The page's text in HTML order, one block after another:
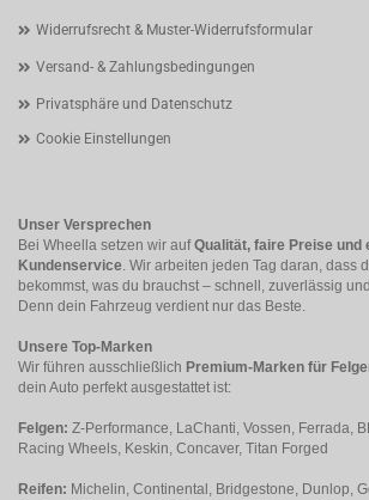
Widerrufsrecht & Muster-Widerrufsformular
Versand- & Zahlungsbedingungen
Privatsphäre und Datenschutz
Cookie Einstellungen
Unser Versprechen
Bei Wheella setzen wir aufQualität, faire Preise und
Kundenservice. Wir arbeiten jeden Tag daran, dass
bekommst, was du brauchst – schnell, zuverlässig
Denn dein Fahrzeug verdient nur das Beste.
Unsere Top-Marken
Wir führen ausschließlich Premium-Marken für
dein Auto perfekt ausgestattet ist:
Felgen: Z-Performance, LaChanti, Vossen, Ferrada,
Racing Wheels, Keskin, Concaver, Titan Forged
Reifen: Michelin, Continental, Bridgestone, Dunlop,